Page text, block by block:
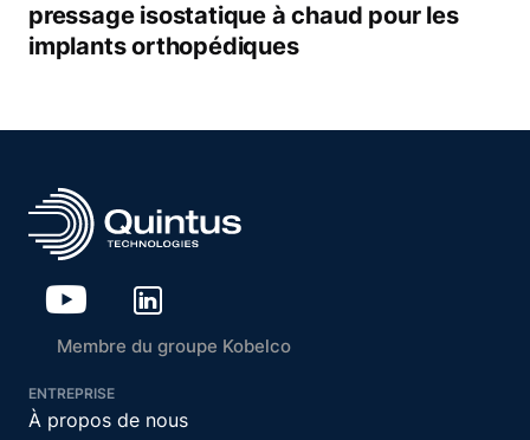
pressage isostatique à chaud pour les
implants orthopédiques
Membre du groupe Kobelco
ENTREPRISE
À propos de nous